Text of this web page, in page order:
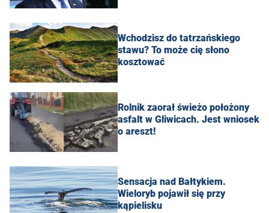
Wchodzisz do tatrzańskiego
stawu? To może cię słono
kosztować
Rolnik zaorał świeżo położony
asfalt w Gliwicach. Jest wniosek
o areszt!
Sensacja nad Bałtykiem.
Wieloryb pojawił się przy
kąpielisku